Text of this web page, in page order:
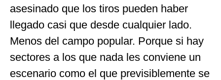
asesinado que los tiros pueden haber
llegado casi que desde cualquier lado.
Menos del campo popular. Porque si hay
sectores a los que nada les conviene un
escenario como el que previsiblemente se